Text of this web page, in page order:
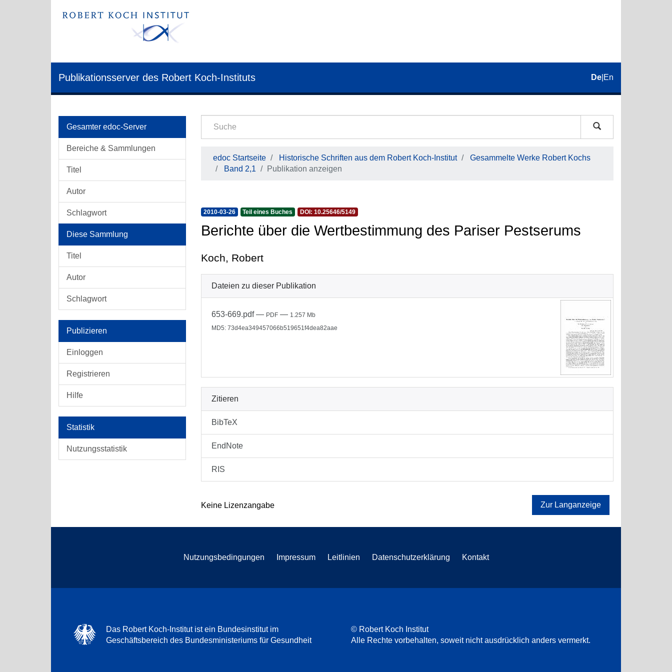
Publikationsserver des Robert Koch-Instituts De En
Gesamter edoc-Server
Bereiche & Sammlungen
Titel
Autor
Schlagwort
Diese Sammlung
Titel
Autor
Schlagwort
Publizieren
Einloggen
Registrieren
Hilfe
Statistik
Nutzungsstatistik
edoc Startseite Historische Schriften aus dem Robert Koch-Institut
Gesammelte Werke Robert Kochs
Band 2,1
Publikation anzeigen
2010-03-26 Teil eines Buches DOI: 10.25646/5149
Berichte über die Wertbestimmung des Pariser Pestserums
Koch, Robert
Dateien zu dieser Publikation
653-669.pdf— PDF — 1.257 Mb
MD5: 73d4ea349457066b519651f4dea82aae
Zitieren
BibTeX
EndNote
RIS
Keine Lizenzangabe Zur Langanzeige
Nutzungsbedingungen Impressum Leitlinien Datenschutzerklärung Kontakt
Das Robert Koch-Institut ist ein Bundesinstitut im
Geschäftsbereich des Bundesministeriums für Gesundheit
© Robert Koch Institut
Alle Rechte vorbehalten, soweit nicht ausdrücklich anders vermerkt.